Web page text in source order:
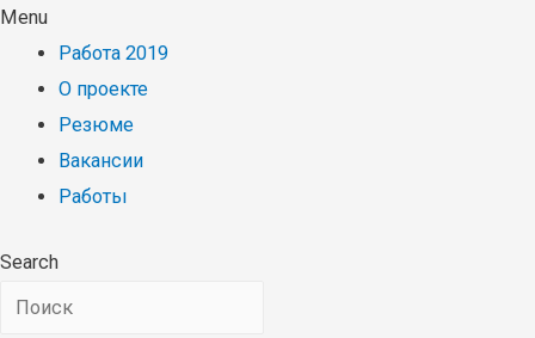
Menu
Работа 2019
О проекте
Резюме
Вакансии
Работы
Search